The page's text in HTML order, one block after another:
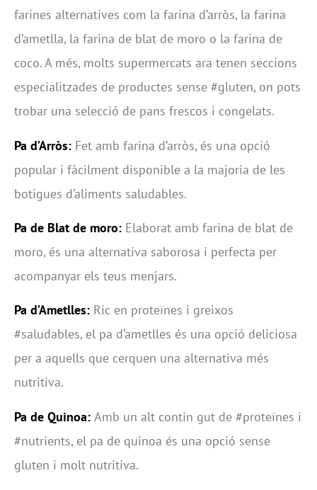
farines alternatives com la farina d’arròs, la farina
d’ametlla, la farina de blat de moro o la farina de
coco. A més, molts supermercats ara tenen seccions
especialitzades de productes sense #gluten, on pots
trobar una selecció de pans frescos i congelats.
Pa d’Arròs: Fet amb farina d’arròs, és una opció
popular i fàcilment disponible a la majoria de les
botigues d’aliments saludables.
Pa de Blat de moro: Elaborat amb farina de blat de
moro, és una alternativa saborosa i perfecta per
acompanyar els teus menjars.
Pa d’Ametlles: Ric en proteïnes i greixos
#saludables, el pa d’ametlles és una opció deliciosa
per a aquells que cerquen una alternativa més
nutritiva.
Pa de Quinoa: Amb un alt contin gut de #proteïnes i
#nutrients, el pa de quinoa és una opció sense
gluten i molt nutritiva.